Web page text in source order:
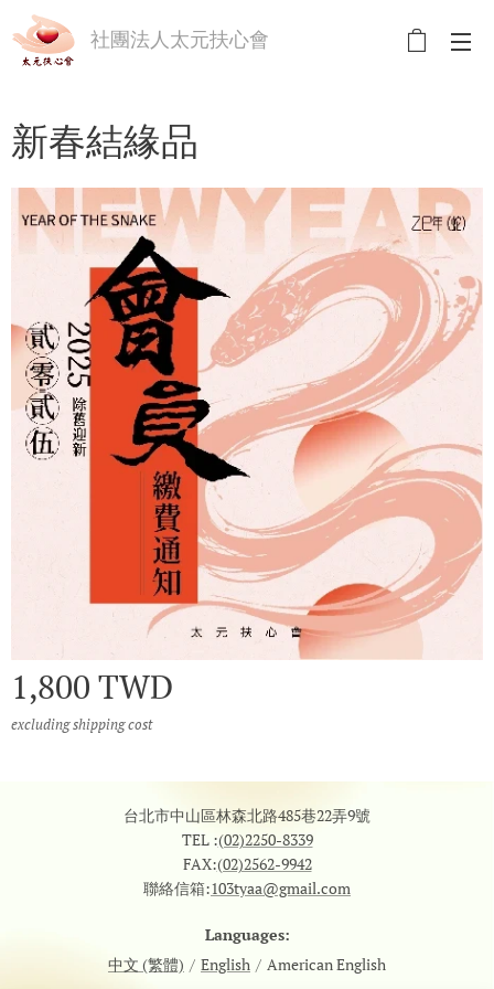
社團法人太元扶心會
新春結緣品
1,800 TWD
excluding shipping cost
台北市中山區林森北路485巷22弄9號
TEL :(02)2250-8339
FAX:(02)2562-9942
聯絡信箱:103tyaa@gmail.com
Languages
中文 (繁體)
English American English